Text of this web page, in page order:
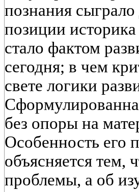
познания сыграло
позиции историка
стало фактом
сегодня; в чем
свете логики
без опоры на
Особенность его
объясняется тем,
проблемы, а об